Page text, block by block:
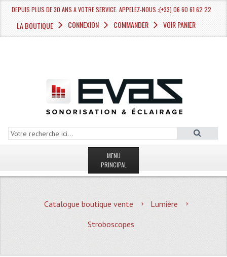
DEPUIS PLUS DE 30 ANS A VOTRE SERVICE. APPELEZ-NOUS :(+33) 06 60 61 62 22
LA BOUTIQUE CONNEXION COMMANDER VOIR PANIER
MENU
PRINCIPAL
MAGASIN
Quoi De Neuf?
Catalogue boutique vente
Lumière
Stroboscopes